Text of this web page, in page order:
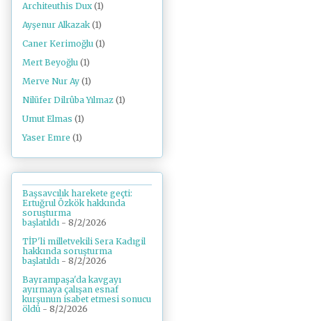
Architeuthis Dux (1)
Ayşenur Alkazak (1)
Caner Kerimoğlu (1)
Mert Beyoğlu (1)
Merve Nur Ay (1)
Nilüfer Dilrûba Yılmaz (1)
Umut Elmas (1)
Yaser Emre (1)
Başsavcılık harekete geçti:
Ertuğrul Özkök hakkında
soruşturma
başlatıldı - 8/2/2026
TİP'li milletvekili Sera Kadıgil
hakkında soruşturma
başlatıldı - 8/2/2026
Bayrampaşa'da kavgayı
ayırmaya çalışan esnaf
kurşunun isabet etmesi sonucu
öldü - 8/2/2026